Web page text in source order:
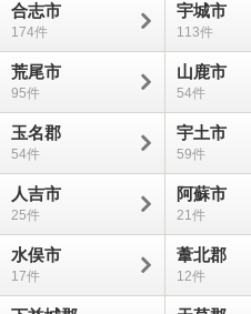
合志市
174
宇城市
113
荒尾市
95
山鹿市
54
玉名郡
54
宇土市
59
人吉市
25
阿蘇市
21
水俣市
17
葦北郡
12